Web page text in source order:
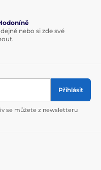
nebo si zde své
Přihlásit
se můžete z newsletteru